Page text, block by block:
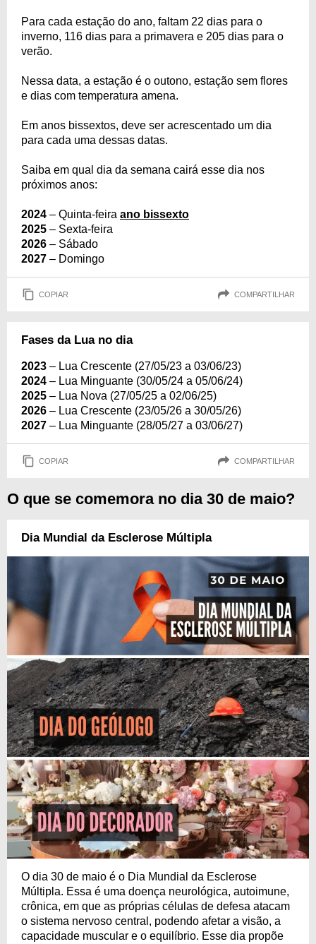
Para cada estação do ano, faltam 22 dias para o
inverno, 116 dias para a primavera e 205 dias para o
verão.
Nessa data, a estação é o outono, estação sem flores
e dias com temperatura amena.
Em anos bissextos, deve ser acrescentado um dia
para cada uma dessas datas.
Saiba em qual dia da semana cairá esse dia nos
próximos anos:
2024 – Quinta-feira ano bissexto
2025 – Sexta-feira
2026 – Sábado
2027 – Domingo
COPIAR COMPARTILHAR
Fases da Lua no dia
2023 – Lua Crescente (27/05/23 a 03/06/23)
2024 – Lua Minguante (30/05/24 a 05/06/24)
2025 – Lua Nova (27/05/25 a 02/06/25)
2026 – Lua Crescente (23/05/26 a 30/05/26)
2027 – Lua Minguante (28/05/27 a 03/06/27)
COPIAR COMPARTILHAR
O que se comemora no dia 30 de maio?
Dia Mundial da Esclerose Múltipla
O dia 30 de maio é o Dia Mundial da Esclerose
Múltipla. Essa é uma doença neurológica, autoimune,
crônica, em que as próprias células de defesa atacam
o sistema nervoso central, podendo afetar a visão, a
capacidade muscular e o equilíbrio. Esse dia propõe